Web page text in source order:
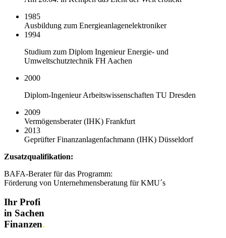
1985
Ausbildung zum Energieanlagenelektroniker
1994
Studium zum Diplom Ingenieur Energie- und
Umweltschutztechnik FH Aachen
2000
Diplom-Ingenieur Arbeitswissenschaften TU Dresden
2009
Vermögensberater (IHK) Frankfurt
2013
Geprüfter Finanzanlagenfachmann (IHK) Düsseldorf
Zusatzqualifikation:
BAFA-Berater für das Programm:
Förderung von Unternehmensberatung für KMU´s
Ihr Profi
in Sachen
Finanzen.